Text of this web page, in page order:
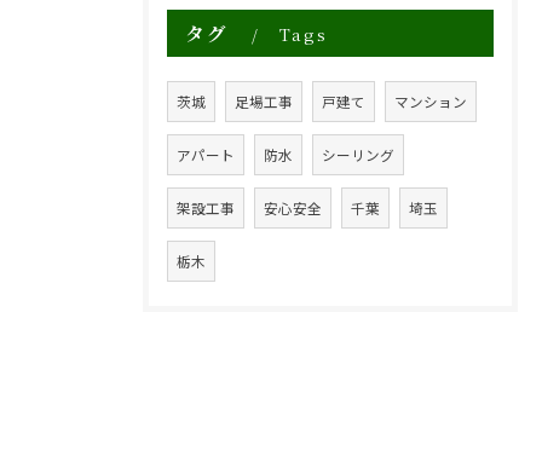
タグ Tags
茨城 足場工事 戸建て マンション
アパート 防水 シーリング
架設工事 安心安全 千葉 埼玉
栃木